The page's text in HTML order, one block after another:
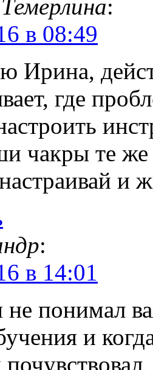
:
в 08:49
Ирина,
где
чакры те
и
:
в 14:01
не понимал
и